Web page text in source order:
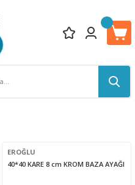
EROĞLU
40*40 KARE 8 cm KROM BAZA AYAĞI